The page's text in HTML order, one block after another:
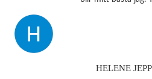
HELENE